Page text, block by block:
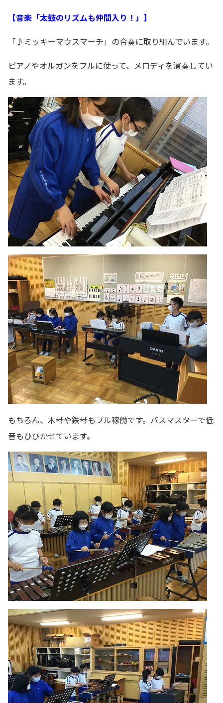
【音楽「太鼓のリズムも仲間入り！」】
「♪ミッキーマウスマーチ」の合奏に取り組んでいます。
ピアノやオルガンをフルに使って、メロディを演奏してい
ます。
もちろん、木琴や鉄琴もフル稼働です。バスマスターで低
音もひびかせています。